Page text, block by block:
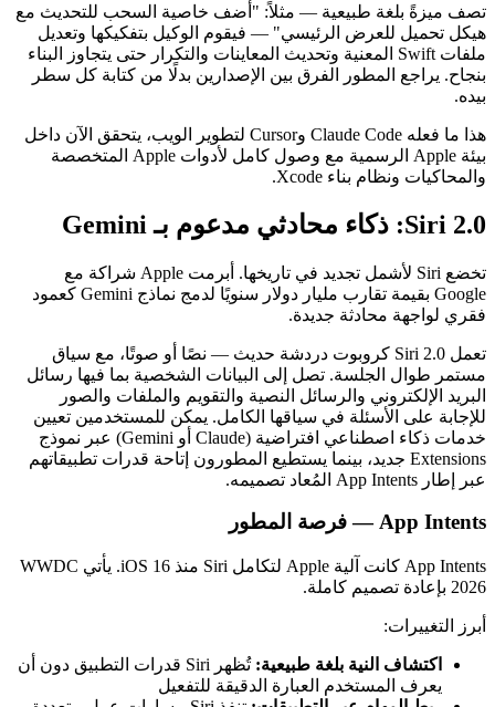
تصف ميزةً بلغة طبيعية — مثلاً: "أضف خاصية السحب للتحديث مع
هيكل تحميل للعرض الرئيسي" — فيقوم الوكيل بتفكيكها وتعديل
ملفات Swift المعنية وتحديث المعاينات والتكرار حتى يتجاوز البناء
بنجاح. يراجع المطور الفرق بين الإصدارين بدلًا من كتابة كل سطر
بيده.
هذا ما فعله Claude Code وCursor لتطوير الويب، يتحقق الآن داخل
بيئة Apple الرسمية مع وصول كامل لأدوات Apple المتخصصة
والمحاكيات ونظام بناء Xcode.
Siri 2.0: ذكاء محادثي مدعوم بـ Gemini
تخضع Siri لأشمل تجديد في تاريخها. أبرمت Apple شراكة مع
Google بقيمة تقارب مليار دولار سنويًا لدمج نماذج Gemini كعمود
فقري لواجهة محادثة جديدة.
تعمل Siri 2.0 كروبوت دردشة حديث — نصًا أو صوتًا، مع سياق
مستمر طوال الجلسة. تصل إلى البيانات الشخصية بما فيها رسائل
البريد الإلكتروني والرسائل النصية والتقويم والملفات والصور
للإجابة على الأسئلة في سياقها الكامل. يمكن للمستخدمين تعيين
خدمات ذكاء اصطناعي افتراضية (Claude أو Gemini) عبر نموذج
Extensions جديد، بينما يستطيع المطورون إتاحة قدرات تطبيقاتهم
عبر إطار App Intents المُعاد تصميمه.
App Intents — فرصة المطور
App Intents كانت آلية Apple لتكامل Siri منذ iOS 16. يأتي WWDC
2026 بإعادة تصميم كاملة.
أبرز التغييرات:
اكتشاف النية بلغة طبيعية:
تُظهر Siri قدرات التطبيق دون أن
يعرف المستخدم العبارة الدقيقة للتفعيل